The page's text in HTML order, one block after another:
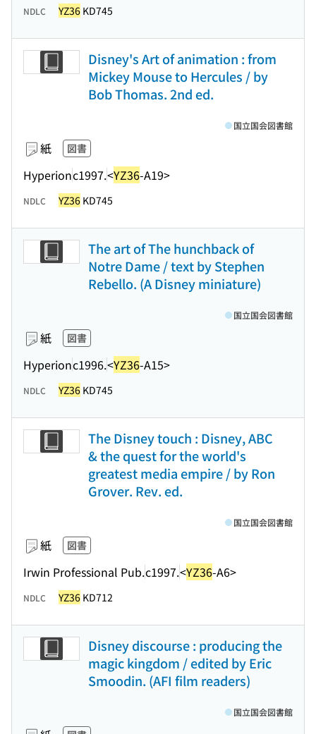
NDLC YZ36 KD745
Disney's Art of animation : from
Mickey Mouse to Hercules / by
Bob Thomas. 2nd ed.
紙 図書
Hyperionc1997.<YZ36-A19>
国立国会図書館
NDLC YZ36 KD745
The art of The hunchback of
Notre Dame / text by Stephen
Rebello. (A Disney miniature)
紙 図書
Hyperionc1996.<YZ36-A15>
国立国会図書館
NDLC YZ36 KD745
The Disney touch : Disney, ABC
& the quest for the world's
greatest media empire / by Ron
Grover. Rev. ed.
紙 図書
Irwin Professional Pub.c1997.<YZ36-A6>
国立国会図書館
NDLC YZ36 KD712
Disney discourse : producing the
magic kingdom / edited by Eric
Smoodin. (AFI film readers)
国立国会図書館